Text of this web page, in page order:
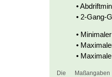
•
• 2-Gang-
•
•
•
Die